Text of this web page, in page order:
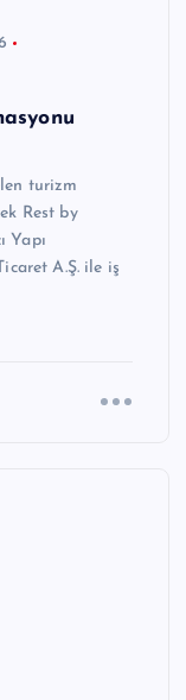
turizm
Rest by
Yapı
A.Ş. ile iş